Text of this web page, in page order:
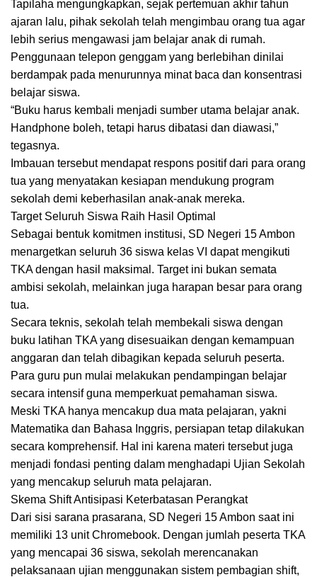
Tapilaha mengungkapkan, sejak pertemuan akhir tahun
ajaran lalu, pihak sekolah telah mengimbau orang tua agar
lebih serius mengawasi jam belajar anak di rumah.
Penggunaan telepon genggam yang berlebihan dinilai
berdampak pada menurunnya minat baca dan konsentrasi
belajar siswa.
“Buku harus kembali menjadi sumber utama belajar anak.
Handphone boleh, tetapi harus dibatasi dan diawasi,”
tegasnya.
Imbauan tersebut mendapat respons positif dari para orang
tua yang menyatakan kesiapan mendukung program
sekolah demi keberhasilan anak-anak mereka.
Target Seluruh Siswa Raih Hasil Optimal
Sebagai bentuk komitmen institusi, SD Negeri 15 Ambon
menargetkan seluruh 36 siswa kelas VI dapat mengikuti
TKA dengan hasil maksimal. Target ini bukan semata
ambisi sekolah, melainkan juga harapan besar para orang
tua.
Secara teknis, sekolah telah membekali siswa dengan
buku latihan TKA yang disesuaikan dengan kemampuan
anggaran dan telah dibagikan kepada seluruh peserta.
Para guru pun mulai melakukan pendampingan belajar
secara intensif guna memperkuat pemahaman siswa.
Meski TKA hanya mencakup dua mata pelajaran, yakni
Matematika dan Bahasa Inggris, persiapan tetap dilakukan
secara komprehensif. Hal ini karena materi tersebut juga
menjadi fondasi penting dalam menghadapi Ujian Sekolah
yang mencakup seluruh mata pelajaran.
Skema Shift Antisipasi Keterbatasan Perangkat
Dari sisi sarana prasarana, SD Negeri 15 Ambon saat ini
memiliki 13 unit Chromebook. Dengan jumlah peserta TKA
yang mencapai 36 siswa, sekolah merencanakan
pelaksanaan ujian menggunakan sistem pembagian shift,